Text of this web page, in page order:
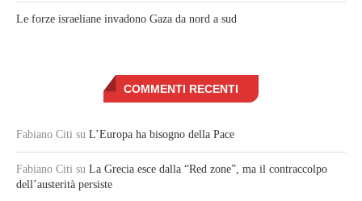
Le forze israeliane invadono Gaza da nord a sud
COMMENTI RECENTI
Fabiano Citi su L’Europa ha bisogno della Pace
Fabiano Citi su La Grecia esce dalla “Red zone”, ma il contraccolpo
dell’austerità persiste